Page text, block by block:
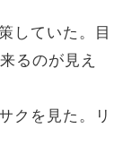
していた。目
るのが見え
クを見た。リ